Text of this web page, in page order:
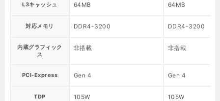
L3キャッシュ 64MB 64MB
対応メモリ DDR4-3200 DDR4-3200
内蔵グラフィック
ス
非搭載 非搭載
PCI-Express Gen 4 Gen 4
TDP 105W 105W